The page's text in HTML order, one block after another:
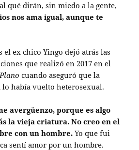
qué dirán, sin miedo a la gente,
nos ama igual, aunque te
el ex chico Yingo dejó atrás las
que realizó en 2017 en el
cuando aseguró que la
lo había vuelto heterosexual.
avergüenzo, porque es algo
la vieja criatura. No creo en el
con un hombre. Yo que fui
sentí amor por un hombre.